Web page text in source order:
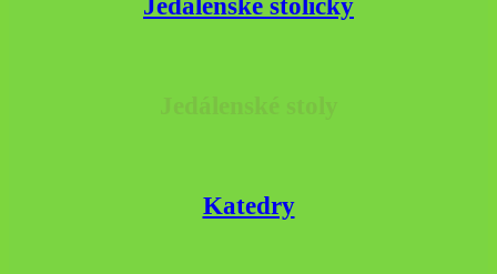
Jedálenské stoličky
Katedry